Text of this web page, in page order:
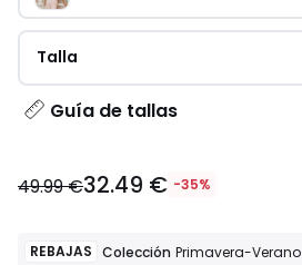
Talla
Guía de tallas
€
de
49.99 €32.49 € -35%
REBAJAS Colección Primavera-Verano